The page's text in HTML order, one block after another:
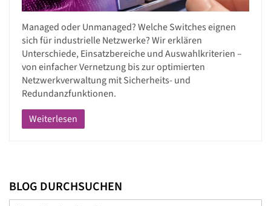
Managed oder Unmanaged? Welche Switches eignen
sich für industrielle Netzwerke? Wir erklären
Unterschiede, Einsatzbereiche und Auswahlkriterien –
von einfacher Vernetzung bis zur optimierten
Netzwerkverwaltung mit Sicherheits- und
Redundanzfunktionen.
Weiterlesen
BLOG DURCHSUCHEN